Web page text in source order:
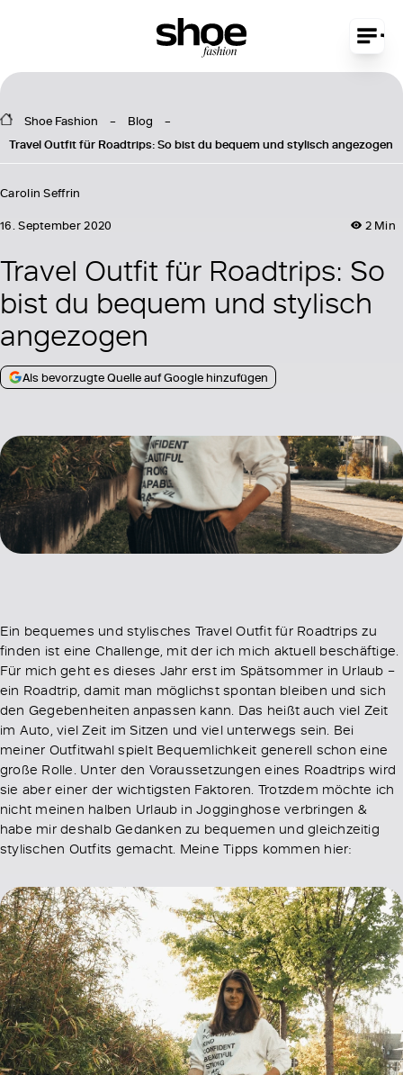
Shoe Fashion
Blog
Travel Outfit für Roadtrips: So bist du bequem und stylisch angezogen
Carolin Seffrin
2 Min
16. September 2020
Travel Outfit für Roadtrips: So
bist du bequem und stylisch
angezogen
Als bevorzugte Quelle auf Google hinzufügen
Ein bequemes und stylisches Travel Outfit für Roadtrips zu
finden ist eine Challenge, mit der ich mich aktuell beschäftige.
Für mich geht es dieses Jahr erst im Spätsommer in Urlaub –
ein Roadtrip, damit man möglichst spontan bleiben und sich
den Gegebenheiten anpassen kann. Das heißt auch viel Zeit
im Auto, viel Zeit im Sitzen und viel unterwegs sein. Bei
meiner Outfitwahl spielt Bequemlichkeit generell schon eine
große Rolle. Unter den Voraussetzungen eines Roadtrips wird
sie aber einer der wichtigsten Faktoren. Trotzdem möchte ich
nicht meinen halben Urlaub in Jogginghose verbringen &
habe mir deshalb Gedanken zu bequemen und gleichzeitig
stylischen Outfits gemacht. Meine Tipps kommen hier: